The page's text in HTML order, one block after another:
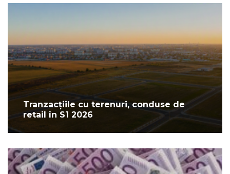
Tranzacțiile cu terenuri, conduse de
retail în S1 2026